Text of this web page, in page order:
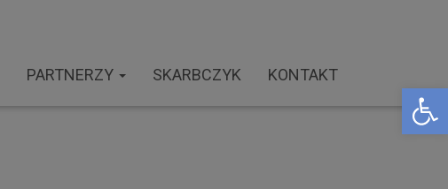
Open toolbar
PARTNERZY SKARBCZYK KONTAKT